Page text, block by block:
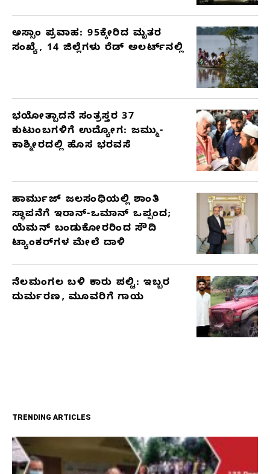
ಅಸ್ಸಾಂ ಪ್ರವಾಹ: 95ಕ್ಕೇರಿದ ಮೃತರ
ಸಂಖ್ಯೆ, 14 ಜಿಲ್ಲೆಗಳು ರೆಡ್ ಅಲರ್ಟ್‌ನಲ್ಲಿ
ಭಯೋತ್ಪಾದನೆ ಸಂತ್ರಸ್ತರ 37
ಕುಟುಂಬಗಳಿಗೆ ಉದ್ಯೋಗ: ಜಮ್ಮು-
ಕಾಶ್ಮೀರದಲ್ಲಿ ಹೊಸ ಭರವಸೆ
ಹಾರ್ಮುಜ್ ಜಲಸಂಧಿಯಲ್ಲಿ ಶಾಂತಿ
ಸ್ಥಾಪನೆಗೆ ಇರಾನ್-ಒಮಾನ್ ಒಪ್ಪಂದ;
ಯೆಮನ್ ಬಂಡುಕೋರರಿಂದ ಸೌದಿ
ಟ್ಯಾಂಕರ್‌ಗಳ ಮೇಲೆ ದಾಳಿ
ನೆಲಮಂಗಲ ಬಳಿ ಕಾರು ಪಲ್ಟಿ: ಇಬ್ಬರ
ದುರ್ಮರಣ, ಮೂವರಿಗೆ ಗಾಯ
TRENDING ARTICLES